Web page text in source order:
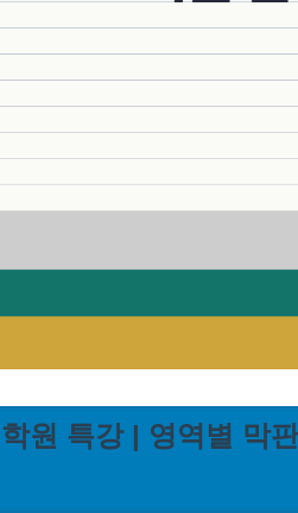
원 특강 | 영역별 막